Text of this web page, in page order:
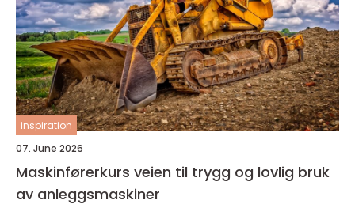
inspiration
07. June 2026
Maskinførerkurs veien til trygg og lovlig bruk
av anleggsmaskiner